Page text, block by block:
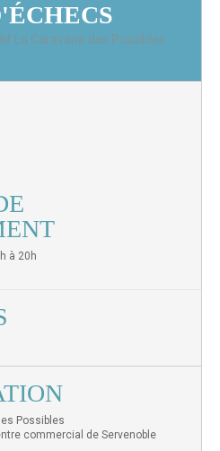
La Caravane des Possibles
à 20h
Possibles
commercial de Servenoble